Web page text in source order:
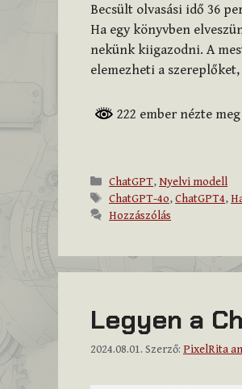
Becsült olvasási idő 36
Ha egy könyvben
nekünk kiigazodni. A
elemezheti a
222 ember nézte
Kategória
ChatGPT, Nyelvi modell
Címkék
ChatGPT-4o,ChatGPT4,
Hozzászólás
Legyen a
2024.08.01. Szerző: PixelRita